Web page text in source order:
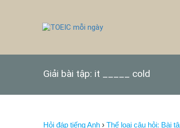
Giải bài tập: it _____ cold
Hỏi đáp tiếng Anh › Thể loại câu hỏi: Bài